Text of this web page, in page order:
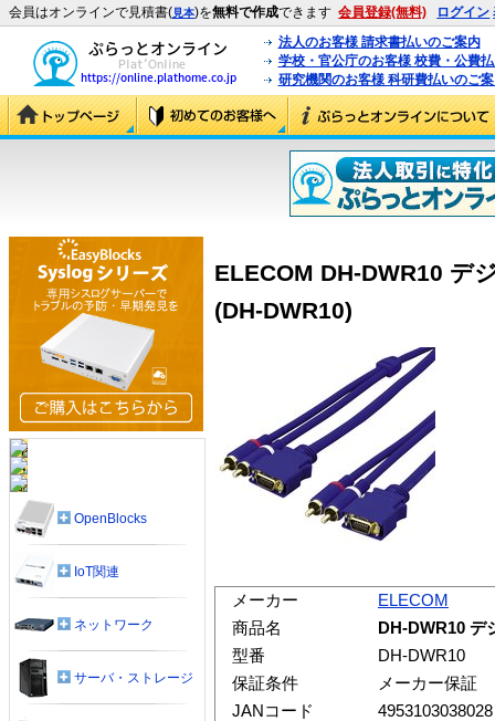
会員はオンラインで見積書(見本)を無料で作成できます 会員登録(無料) ログイン
法人のお客様 請求書払いのご案内
学校・官公庁のお客様 校費・公費
研究機関のお客様 科研費払いのご
ELECOM DH-DWR10 デ
(DH-DWR10)
メーカー
ELECOM
商品名
DH-DWR10 デ
型番
DH-DWR10
保証条件
メーカー保証
JANコード
4953103038028
OpenBlocks
IoT関連
ネットワーク
サーバ・ストレージ